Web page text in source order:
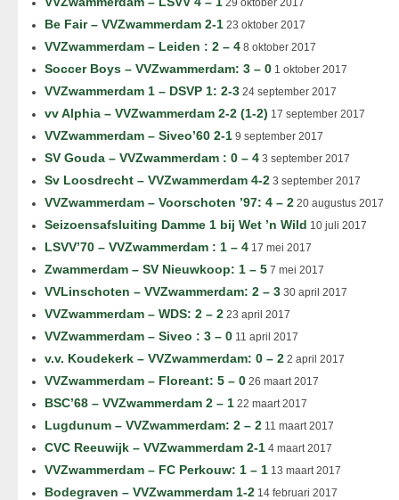
29 oktober 2017
Be Fair – VVZwammerdam 2-1 23 oktober 2017
VVZwammerdam – Leiden : 2 – 4 8 oktober 2017
Soccer Boys – VVZwammerdam: 3 – 0 1 oktober 2017
VVZwammerdam 1 – DSVP 1: 2-3 24 september 2017
vv Alphia – VVZwammerdam 2-2 (1-2) 17 september 2017
VVZwammerdam – Siveo’60 2-1 9 september 2017
SV Gouda – VVZwammerdam : 0 – 4 3 september 2017
Sv Loosdrecht – VVZwammerdam 4-2 3 september 2017
VVZwammerdam – Voorschoten ’97: 4 – 2 20 augustus 2017
Seizoensafsluiting Damme 1 bij Wet ’n Wild 10 juli 2017
LSVV’70 – VVZwammerdam : 1 – 4 17 mei 2017
Zwammerdam – SV Nieuwkoop: 1 – 5 7 mei 2017
VVLinschoten – VVZwammerdam: 2 – 3 30 april 2017
VVZwammerdam – WDS: 2 – 2 23 april 2017
VVZwammerdam – Siveo : 3 – 0 11 april 2017
v.v. Koudekerk – VVZwammerdam: 0 – 2 2 april 2017
VVZwammerdam – Floreant: 5 – 0 26 maart 2017
BSC’68 – VVZwammerdam 2 – 1 22 maart 2017
Lugdunum – VVZwammerdam: 2 – 2 11 maart 2017
CVC Reeuwijk – VVZwammerdam 2-1 4 maart 2017
VVZwammerdam – FC Perkouw: 1 – 1 13 maart 2017
Bodegraven – VVZwammerdam 1-2 14 februari 2017